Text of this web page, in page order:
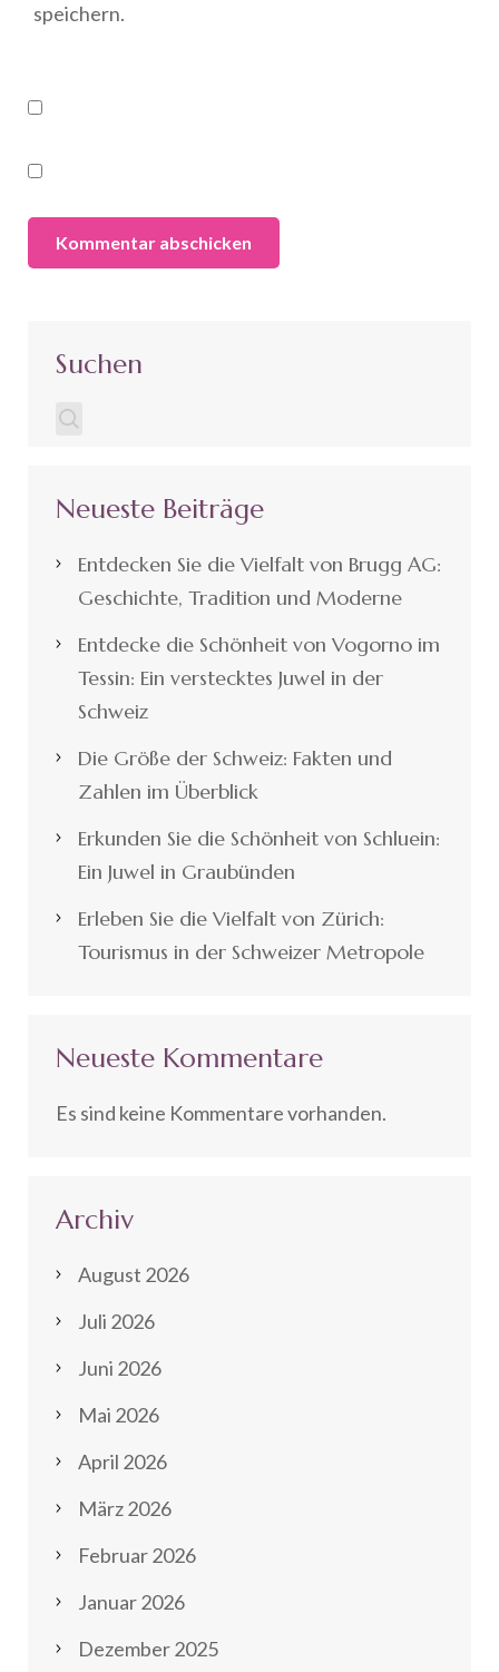
speichern.
Suchen
Neueste Beiträge
Entdecken Sie die Vielfalt von Brugg AG:
Geschichte, Tradition und Moderne
Entdecke die Schönheit von Vogorno im
Tessin: Ein verstecktes Juwel in der
Schweiz
Die Größe der Schweiz: Fakten und
Zahlen im Überblick
Erkunden Sie die Schönheit von Schluein:
Ein Juwel in Graubünden
Erleben Sie die Vielfalt von Zürich:
Tourismus in der Schweizer Metropole
Neueste Kommentare
Es sind keine Kommentare vorhanden.
Archiv
August 2026
Juli 2026
Juni 2026
Mai 2026
April 2026
März 2026
Februar 2026
Januar 2026
Dezember 2025